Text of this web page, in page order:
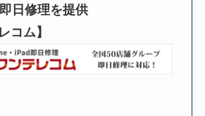
日修理を提供
コム】